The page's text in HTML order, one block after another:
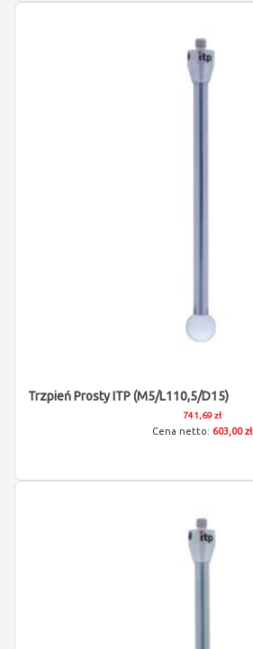
Trzpień Prosty ITP (M5/L110,5/D15)
741,69 zł
603,00 zł